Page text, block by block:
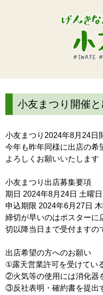
小友まつり開催
小友まつり2024年8月24日
今年も昨年同様に出店の希
よろしくお願いいたします
小友まつり出店募集要項
期日 2024年8月24日 土曜日
申込期限 2024年6月27日 木
締切が早いのはポスターに
切以降当日まで受付ますの
出店希望の方へのお願い
①露天営業許可を受けてい
②火気等の使用には消化器
③反社表明・確約書を提出